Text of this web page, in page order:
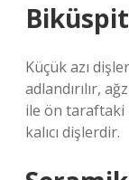
Küçük azı
adlandırılır,
ile ön taraftaki
kalıcı dişlerdir.